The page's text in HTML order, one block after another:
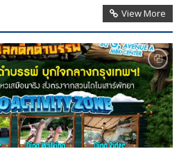
View More